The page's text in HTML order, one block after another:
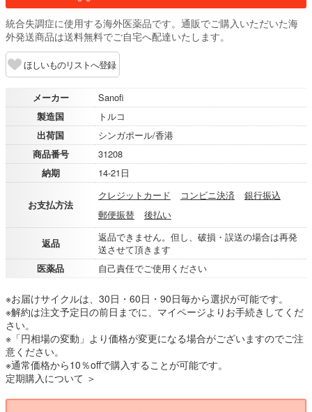
統合失調症に使用する海外医薬品です。通販でご購入いただいた海
外発送商品は送料無料でご自宅へ配達いたします。
ほしいものリストへ登録
メーカー
Sanofi
製造国
トルコ
出荷国
シンガポール/香港
商品番号
31208
納期
14-21日
お支払方法
クレジットカード コンビニ決済
銀行振込
郵便振替
後払い
返品
返品できません。但し、破損・誤送の場合は再発
送させて頂きます
医薬品
自己責任でご使用ください
※お届けサイクルは、30日・60日・90日毎から選択が可能です。
※解約は注文予定日の前日までに、マイページよりお手続きしてくだ
さい。
※「円相場の変動」より価格が変更になる場合がございますのでご注
意ください。
※通常価格から10％offで購入することが可能です。
定期購入について ＞